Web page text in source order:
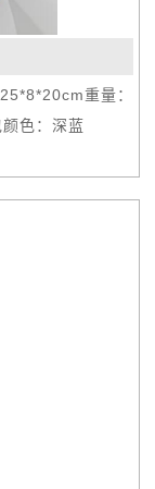
重量：
色：深蓝